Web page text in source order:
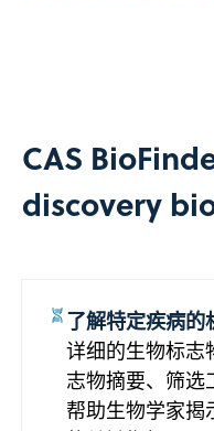
CAS
discovery
了解特定疾病的
详细的生物标志
志物摘要、筛选
帮助生物学家揭